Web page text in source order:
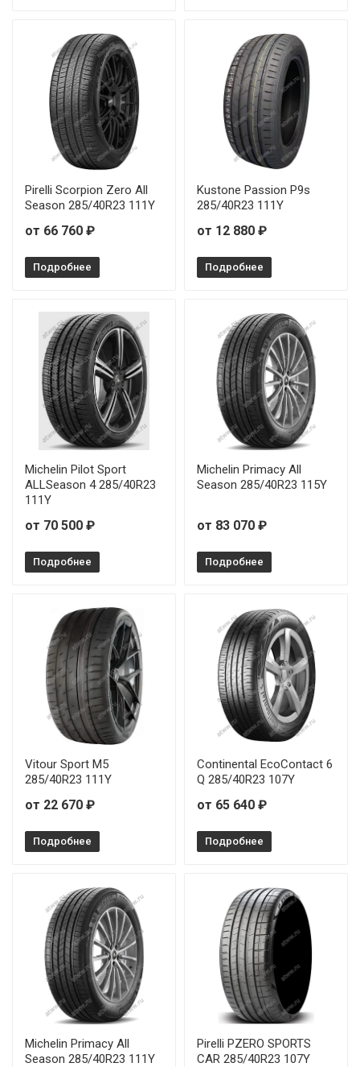
Pirelli Scorpion Zero All
Season 285/40R23 111Y
от 66 760 ₽
Подробнее
Kustone Passion P9s
285/40R23 111Y
от 12 880 ₽
Подробнее
Michelin Pilot Sport
ALLSeason 4 285/40R23
111Y
от 70 500 ₽
Подробнее
Michelin Primacy All
Season 285/40R23 115Y
от 83 070 ₽
Подробнее
Vitour Sport M5
285/40R23 111Y
от 22 670 ₽
Подробнее
Continental EcoContact 6
Q 285/40R23 107Y
от 65 640 ₽
Подробнее
Michelin Primacy All
Season 285/40R23 111Y
Pirelli PZERO SPORTS
CAR 285/40R23 107Y